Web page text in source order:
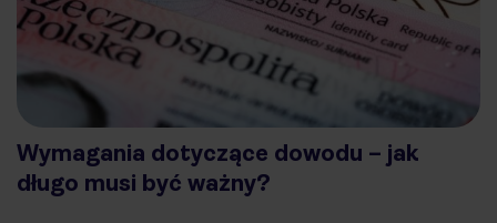
Wymagania dotyczące dowodu – jak
długo musi być ważny?